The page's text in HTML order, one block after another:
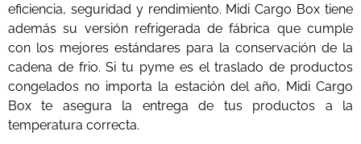
eficiencia, seguridad y rendimiento. Midi Cargo Box tiene
además su versión refrigerada de fábrica que cumple
con los mejores estándares para la conservación de la
cadena de frio. Si tu pyme es el traslado de productos
congelados no importa la estación del año, Midi Cargo
Box te asegura la entrega de tus productos a la
temperatura correcta.